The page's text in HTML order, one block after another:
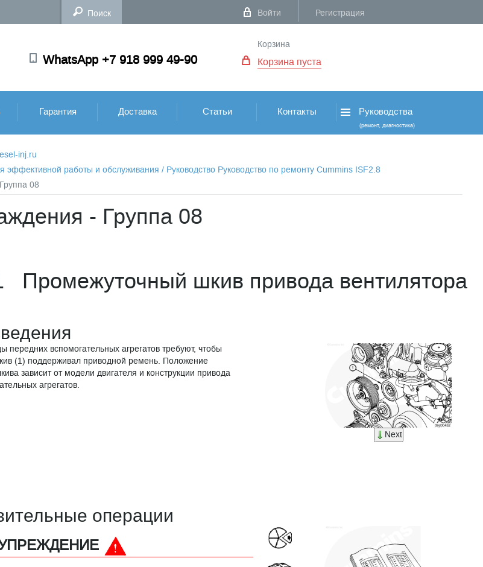
Войти Регистрация
WhatsApp +7 918 999 49-90
Корзина
Корзина пуста
Гарантия Доставка Статьи Контакты Руководства
(ремонт, диагностика)
inj.ru
эффективной работы и обслуживания / Руководство Руководство по ремонту Cummins ISF2.8
08
- Группа 08
Промежуточный шкив привода вентилятора
передних вспомогательных агрегатов требуют, чтобы
(1) поддерживал приводной ремень. Положение
зависит от модели двигателя и конструкции привода
агрегатов.
Next
операции